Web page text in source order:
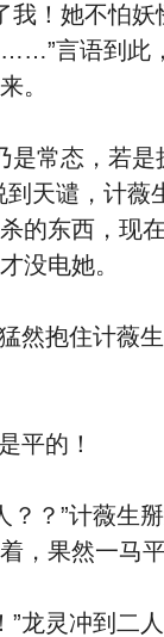
！她不怕妖
言语到此
。
是常态，若
到天谴，计薇
的东西，现
没电她。
然抱住计薇
平的！
？”计薇生
，果然一马平
龙灵冲到二人